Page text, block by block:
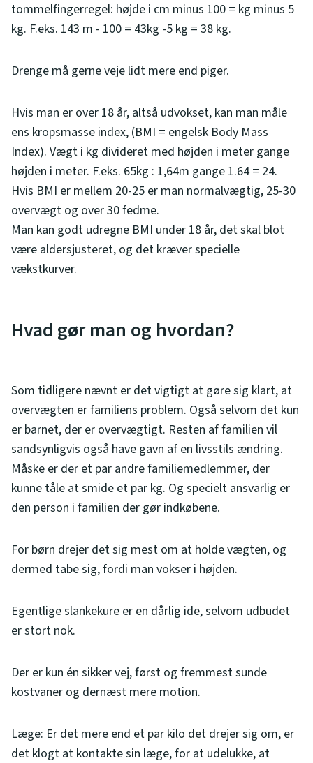
tommelfingerregel: højde i cm minus 100 = kg minus 5
kg. F.eks. 143 m - 100 = 43kg -5 kg = 38 kg.
Drenge må gerne veje lidt mere end piger.
Hvis man er over 18 år, altså udvokset, kan man måle
ens kropsmasse index, (BMI = engelsk Body Mass
Index). Vægt i kg divideret med højden i meter gange
højden i meter. F.eks. 65kg : 1,64m gange 1.64 = 24.
Hvis BMI er mellem 20-25 er man normalvægtig, 25-30
overvægt og over 30 fedme.
Man kan godt udregne BMI under 18 år, det skal blot
være aldersjusteret, og det kræver specielle
vækstkurver.
Hvad gør man og hvordan?
Som tidligere nævnt er det vigtigt at gøre sig klart, at
overvægten er familiens problem. Også selvom det kun
er barnet, der er overvægtigt. Resten af familien vil
sandsynligvis også have gavn af en livsstils ændring.
Måske er der et par andre familiemedlemmer, der
kunne tåle at smide et par kg. Og specielt ansvarlig er
den person i familien der gør indkøbene.
For børn drejer det sig mest om at holde vægten, og
dermed tabe sig, fordi man vokser i højden.
Egentlige slankekure er en dårlig ide, selvom udbudet
er stort nok.
Der er kun én sikker vej, først og fremmest sunde
kostvaner og dernæst mere motion.
Læge: Er det mere end et par kilo det drejer sig om, er
det klogt at kontakte sin læge, for at udelukke, at